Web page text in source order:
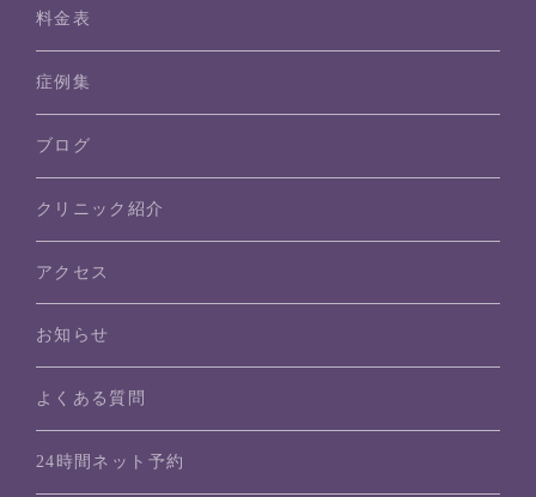
料金表
症例集
ブログ
クリニック紹介
アクセス
お知らせ
よくある質問
24時間ネット予約